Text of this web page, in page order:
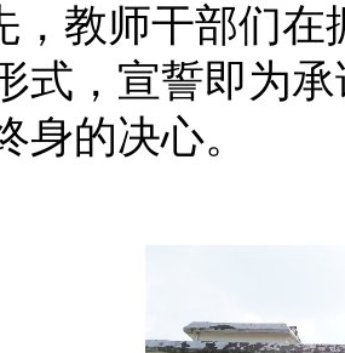
，教师干部们在
式，宣誓即为
身的决心。